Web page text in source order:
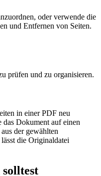
oder verwende die
und Entfernen von Seiten.
prüfen und zu organisieren.
in einer PDF neu
das Dokument auf einen
der gewählten
die Originaldatei
solltest